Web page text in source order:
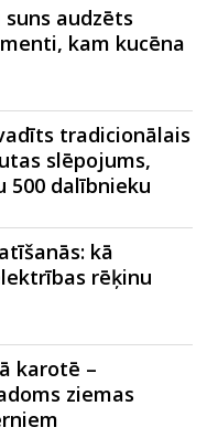
audzēts
kam kucēna
tradicionālais
slēpojums,
500 dalībnieku
kā
rēķinu
karotē –
ziemas